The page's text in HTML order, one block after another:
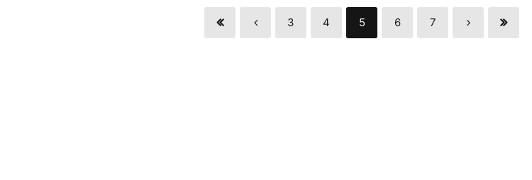
3 4 5 6 7